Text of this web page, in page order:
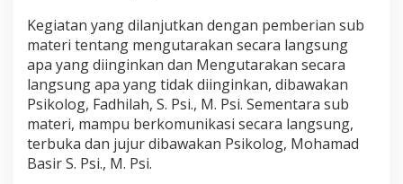
Kegiatan yang dilanjutkan dengan pemberian sub
materi tentang mengutarakan secara langsung
apa yang diinginkan dan Mengutarakan secara
langsung apa yang tidak diinginkan, dibawakan
Psikolog, Fadhilah, S. Psi., M. Psi. Sementara sub
materi, mampu berkomunikasi secara langsung,
terbuka dan jujur dibawakan Psikolog, Mohamad
Basir S. Psi., M. Psi.